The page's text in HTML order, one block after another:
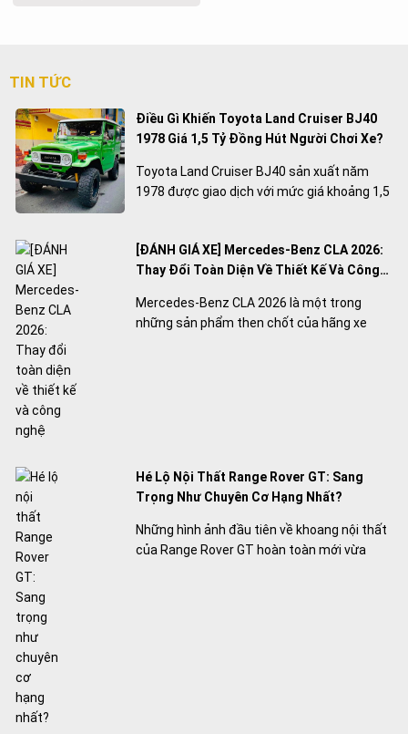
TIN TỨC
Điều Gì Khiến Toyota Land Cruiser BJ40
1978 Giá 1,5 Tỷ Đồng Hút Người Chơi Xe?
Toyota Land Cruiser BJ40 sản xuất năm
1978 được giao dịch với mức giá khoảng 1,5
được giới sưu tầm săn đón nhờ độ hiếm,
giá trị lịch sử và khả năng vận hành trên địa
[ĐÁNH GIÁ XE] Mercedes-Benz CLA 2026:
Thay Đổi Toàn Diện Về Thiết Kế Và Công
Mercedes-Benz CLA 2026 là một trong
những sản phẩm then chốt của hãng xe
Hé Lộ Nội Thất Range Rover GT: Sang
Trọng Như Chuyên Cơ Hạng Nhất?
Những hình ảnh đầu tiên về khoang nội thất
của Range Rover GT hoàn toàn mới vừa